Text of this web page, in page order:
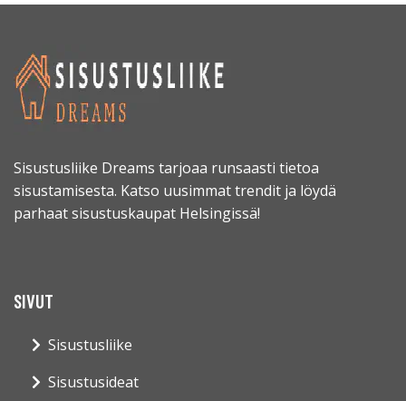
Sisustusliike Dreams tarjoaa runsaasti tietoa
sisustamisesta. Katso uusimmat trendit ja löydä
parhaat sisustuskaupat Helsingissä!
SIVUT
Sisustusliike
Sisustusideat